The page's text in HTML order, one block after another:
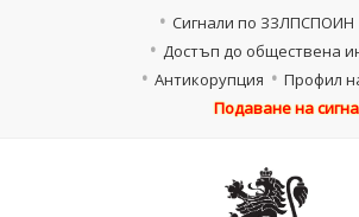
Сигнали по ЗЗЛПСПОИН
Достъп до обществена
Профил
Антикорупция
Подаване на